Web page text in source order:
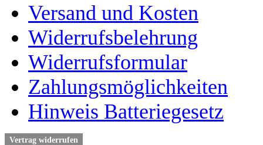
Versand und Kosten
Widerrufsbelehrung
Widerrufsformular
Zahlungsmöglichkeiten
Hinweis Batteriegesetz
Vertrag widerrufen